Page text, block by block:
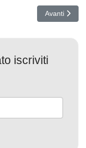
Deloitte e BT sotto
Articolo
Avanti
iscriviti